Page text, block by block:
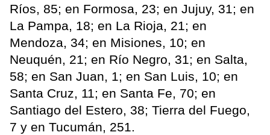
Ríos, 85; en Formosa, 23; en Jujuy, 31; en
La Pampa, 18; en La Rioja, 21; en
Mendoza, 34; en Misiones, 10; en
Neuquén, 21; en Río Negro, 31; en Salta,
58; en San Juan, 1; en San Luis, 10; en
Santa Cruz, 11; en Santa Fe, 70; en
Santiago del Estero, 38; Tierra del Fuego,
7 y en Tucumán, 251.